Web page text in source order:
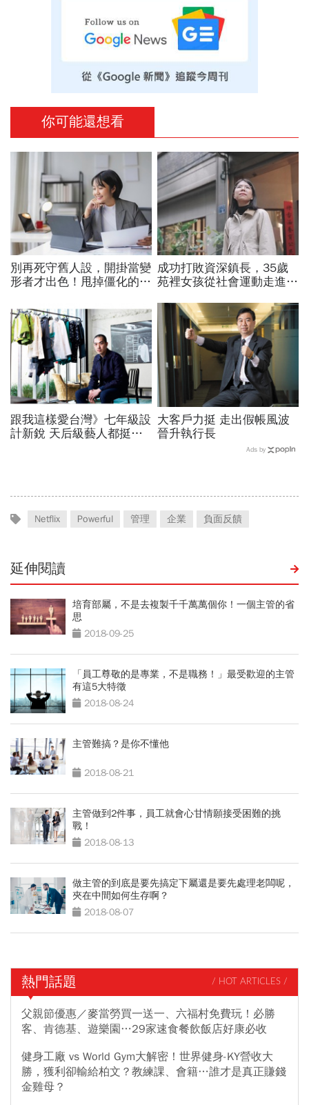
你可能還想看
別再死守舊人設，開掛當變
形者才出色！甩掉僵化的
變」解鎖職涯
成功打敗資深鎮長，35歲
苑裡女孩從社會運動走進鎮
「拜託」
跟我這樣愛台灣》七年級設
計新銳 天后級藝人都挺他
大客戶力挺 走出假帳風波
晉升執行長
Ads by
Netflix Powerful 管理 企業 負面反饋
延伸閱讀
培育部屬，不是去複製千千萬萬個你！一個主管的省
思
2018-09-25
「員工尊敬的是專業，不是職務！」最受歡迎的主管
有這5大特徵
2018-08-24
主管難搞？是你不懂他
2018-08-21
主管做到2件事，員工就會心甘情願接受困難的挑
戰！
2018-08-13
做主管的到底是要先搞定下屬還是要先處理老闆呢，
夾在中間如何生存啊？
2018-08-07
熱門話題 / HOT ARTICLES /
父親節優惠／麥當勞買一送一、六福村免費玩！必勝
客、肯德基、遊樂園…29家速食餐飲飯店好康必收
健身工廠 vs World Gym大解密！世界健身-KY營收大
勝，獲利卻輸給柏文？教練課、會籍…誰才是真正賺錢
金雞母？